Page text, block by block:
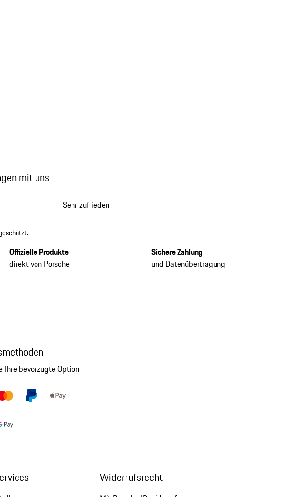
mit uns
Sehr zufrieden
Offizielle Produkte
direkt von Porsche
Sichere Zahlung
und Datenübertragung
Ihre bevorzugte Option
Widerrufsrecht